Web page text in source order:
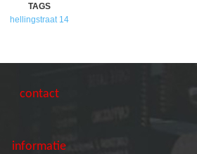
TAGS
hellingstraat 14
contact
informatie